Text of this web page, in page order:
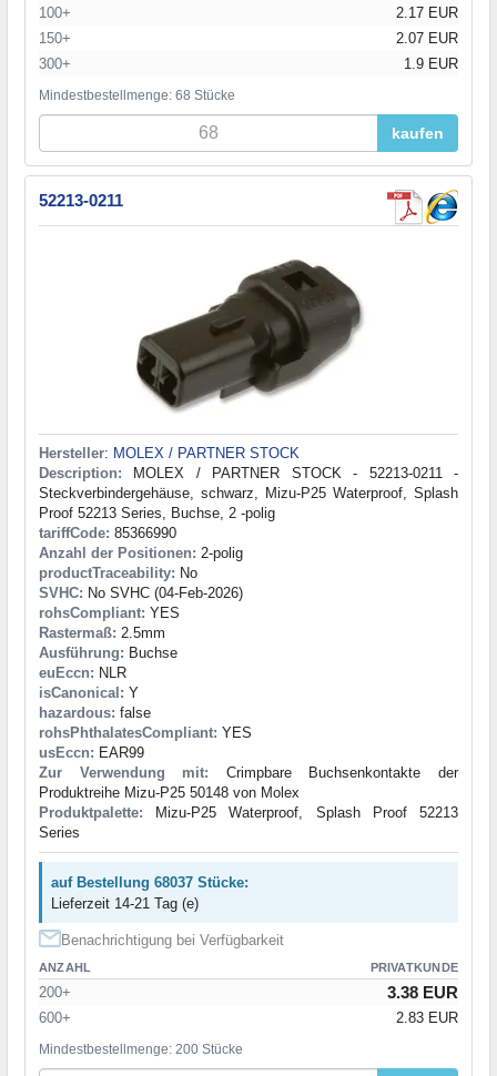
100+
2.17 EUR
150+
2.07 EUR
300+
1.9 EUR
Mindestbestellmenge: 68 Stücke
kaufen
52213-0211
Hersteller: MOLEX / PARTNER STOCK
Description: MOLEX / PARTNER STOCK - 52213-0211 -
Steckverbindergehäuse, schwarz, Mizu-P25 Waterproof, Splash
Proof 52213 Series, Buchse, 2 -polig
tariffCode: 85366990
Anzahl der Positionen: 2-polig
productTraceability: No
SVHC: No SVHC (04-Feb-2026)
rohsCompliant: YES
Rastermaß: 2.5mm
Ausführung: Buchse
euEccn: NLR
isCanonical: Y
hazardous: false
rohsPhthalatesCompliant: YES
usEccn: EAR99
Zur Verwendung mit: Crimpbare Buchsenkontakte der
Produktreihe Mizu-P25 50148 von Molex
Produktpalette: Mizu-P25 Waterproof, Splash Proof 52213
Series
auf Bestellung 68037 Stücke:
Lieferzeit 14-21 Tag (e)
Benachrichtigung bei Verfügbarkeit
ANZAHL PRIVATKUNDE
200+ 3.38 EUR
600+ 2.83 EUR
Mindestbestellmenge: 200 Stücke